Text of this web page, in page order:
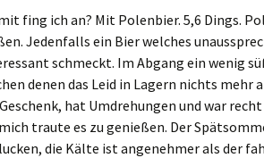
fing ich an? Mit Polenbier. 5,6 Dings.
Jedenfalls ein Bier welches
schmeckt. Im Abgang ein wenig
denen das Leid in Lagern nichts mehr
hat Umdrehungen und war
traute es zu genießen. Der
die Kälte ist angenehmer als der